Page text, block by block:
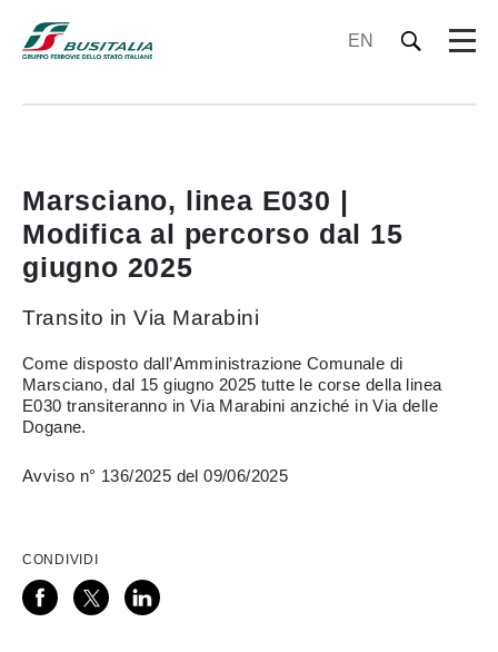
EN
Marsciano, linea E030 |
Modifica al percorso dal 15
giugno 2025
Transito in Via Marabini
Come disposto dall’Amministrazione Comunale di
Marsciano, dal 15 giugno 2025 tutte le corse della linea
E030 transiteranno in Via Marabini anziché in Via delle
Dogane.
Avviso n° 136/2025 del 09/06/2025
CONDIVIDI